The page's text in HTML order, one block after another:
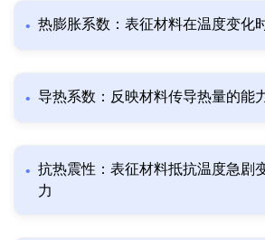
热膨胀系数：表征材料在温度变化
导热系数：反映材料传导热量的能
抗热震性：表征材料抵抗温度急剧
力